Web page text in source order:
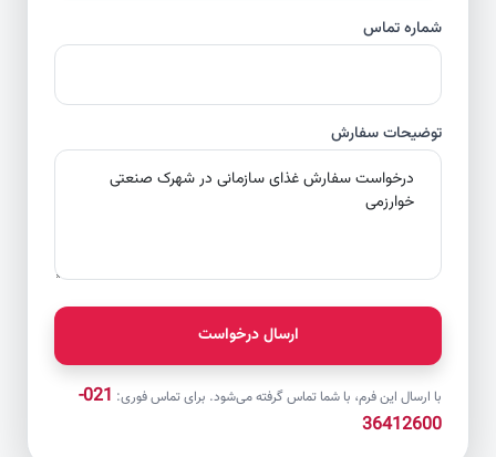
شماره تماس
توضیحات سفارش
ارسال درخواست
با ارسال این فرم، با شما تماس گرفته می‌شود. برای تماس فوری:
021-
36412600